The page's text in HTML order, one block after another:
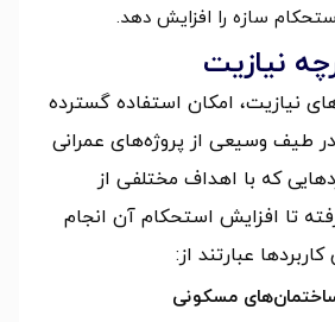
سازه را افزایش دهد.
نیازیت
نیازیت، امکان استفاده گسترده
طیف وسیعی از پروژه‌های عمرانی
که با اهداف مختلفی از
تا افزایش استحکام آن انجام
عبارتند از:
مسکونی